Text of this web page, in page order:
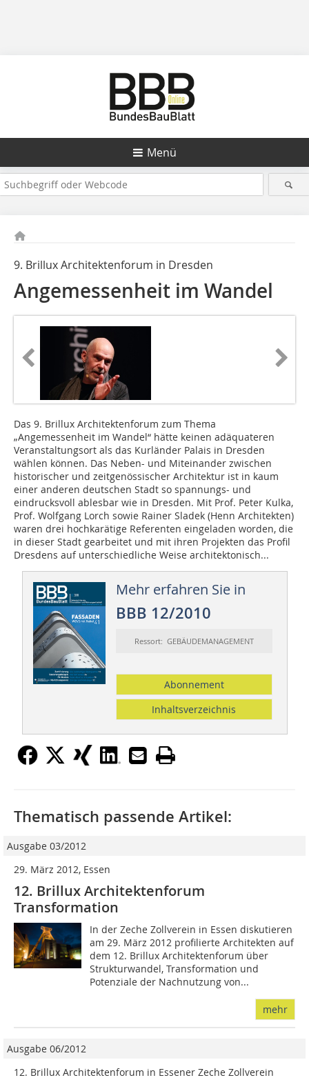
Menü
9. Brillux Architektenforum in Dresden
Angemessenheit im Wandel
Das 9. Brillux Architektenforum zum Thema
„Angemessenheit im Wandel“ hätte keinen adäquateren
Veranstaltungsort als das Kurländer Palais in Dresden
wählen können. Das Neben- und Miteinander zwischen
historischer und zeitgenössischer Architektur ist in kaum
einer anderen deutschen Stadt so spannungs- und
eindrucksvoll ablesbar wie in Dresden. Mit Prof. Peter Kulka,
Prof. Wolfgang Lorch sowie Rainer Sladek (Henn Architekten)
waren drei hochkarätige Referenten eingeladen worden, die
in dieser Stadt gearbeitet und mit ihren Projekten das Profil
Dresdens auf unterschiedliche Weise architektonisch...
Mehr erfahren Sie in
BBB 12/2010
Ressort: GEBÄUDEMANAGEMENT
Abonnement
Inhaltsverzeichnis
Thematisch passende Artikel:
Ausgabe 03/2012
29. März 2012, Essen
12. Brillux Architektenforum
Transformation
In der Zeche Zollverein in Essen diskutieren
am 29. März 2012 profilierte Architekten auf
dem 12. Brillux Architektenforum über
Strukturwandel, Transformation und
Potenziale der Nachnutzung von...
mehr
Ausgabe 06/2012
12. Brillux Architektenforum in Essener Zeche Zollverein